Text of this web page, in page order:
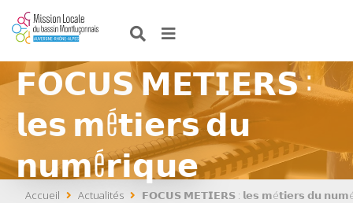
𝗙𝗢𝗖𝗨𝗦 𝗠𝗘𝗧𝗜𝗘𝗥𝗦 :
𝗹𝗲𝘀 𝗺é𝘁𝗶𝗲𝗿𝘀 𝗱𝘂
𝗻𝘂𝗺é𝗿𝗶𝗾𝘂𝗲
Accueil Actualités 𝗙𝗢𝗖𝗨𝗦 𝗠𝗘𝗧𝗜𝗘𝗥𝗦 : 𝗹𝗲𝘀 𝗺é𝘁𝗶𝗲𝗿𝘀 𝗱𝘂